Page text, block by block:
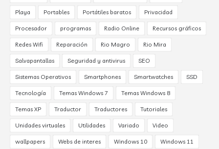
Playa Portables Portátiles baratos Privacidad
Procesador programas Radio Online Recursos gráficos
Redes Wifi Reparación Rio Magro Rio Mira
Salvapantallas Seguridad y antivirus SEO
Sistemas Operativos Smartphones Smartwatches SSD
Tecnología Temas Windows 7 Temas Windows 8
Temas XP Traductor Traductores Tutoriales
Unidades virtuales Utilidades Variado Video
wallpapers Webs de interes Windows 10 Windows 11